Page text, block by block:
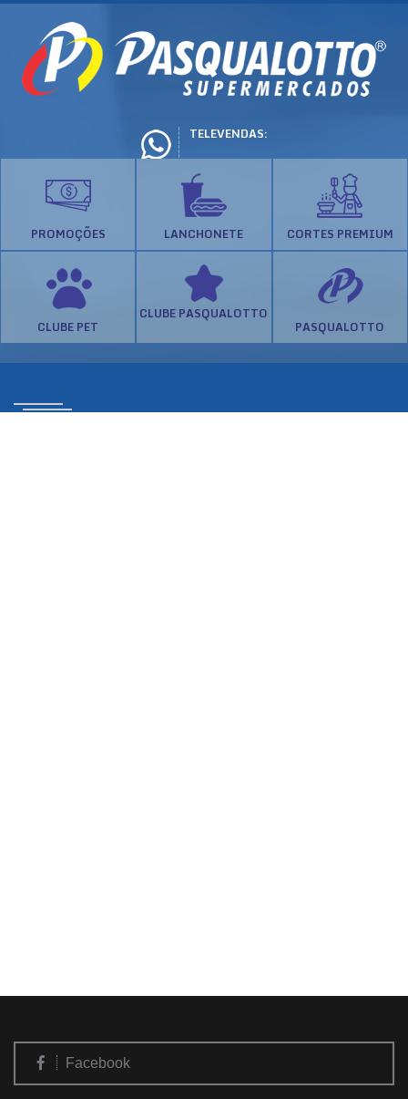
TELEVENDAS:
PROMOÇÕES LANCHONETE CORTES PREMIUM
CLUBE PET
CLUBE PASQUALOTTO
PASQUALOTTO
Facebook